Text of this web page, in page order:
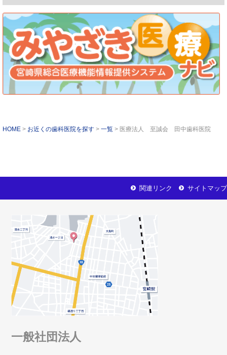
HOME お近くの歯科医院を探す 一覧 医療法人 至誠会 田中歯科医院
サイトマップ
関連リンク
一般社団法人